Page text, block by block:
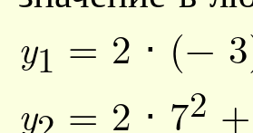
y1 = 2 ⋅ (−
y = 2 ⋅ 72